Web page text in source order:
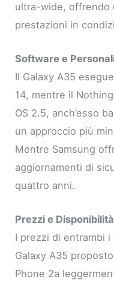
ultra-wide, offrendo
prestazioni in
Software e
Il Galaxy A35
14, mentre il
OS 2.5, anch’esso
un approccio più
Mentre Samsung
aggiornamenti di
quattro anni.
Prezzi e Disponibilità
I prezzi di entrambi
Galaxy A35
Phone 2a